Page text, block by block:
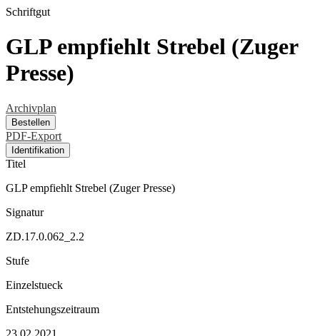
Schriftgut
GLP empfiehlt Strebel (Zuger
Presse)
Archivplan
Bestellen
PDF-Export
Identifikation
Titel
GLP empfiehlt Strebel (Zuger Presse)
Signatur
ZD.17.0.062_2.2
Stufe
Einzelstueck
Entstehungszeitraum
23.02.2021